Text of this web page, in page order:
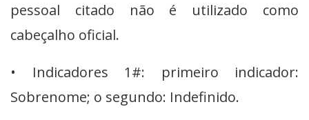
pessoal citado não é utilizado como
cabeçalho oficial.
• Indicadores 1#: primeiro indicador:
Sobrenome; o segundo: Indefinido.